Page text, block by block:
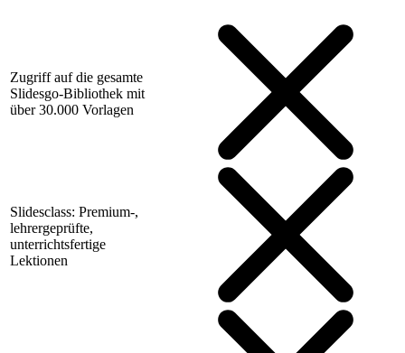
Zugriff auf die gesamte
Slidesgo-Bibliothek mit
über 30.000 Vorlagen
Slidesclass: Premium-,
lehrergeprüfte,
unterrichtsfertige
Lektionen